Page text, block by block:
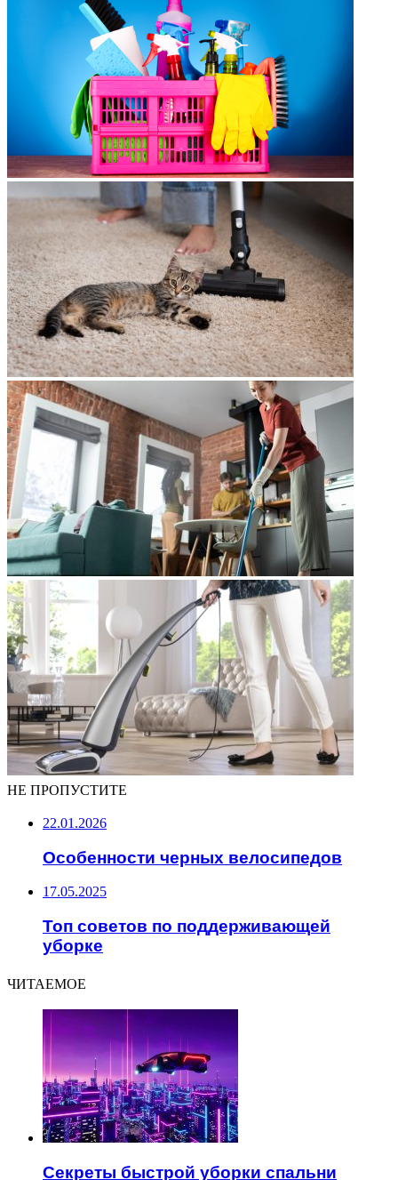
НЕ ПРОПУСТИТЕ
22.01.2026
Особенности черных велосипедов
17.05.2025
Топ советов по поддерживающей
уборке
ЧИТАЕМОЕ
Секреты быстрой уборки спальни